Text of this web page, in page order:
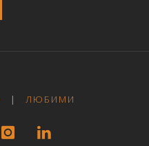
| ЛЮБИМИ